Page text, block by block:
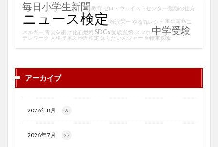
毎日小学生新聞 教育 ゼロ・ウェイストセンター 勉強の仕方
ニュース検定 渋沢栄一 やる気レシピ 再生可能エ
ネルギー 青天を衝け 化石燃料 SDGs 受験 紙幣 スマホ 中学受験
テレワーク 大相撲 地図地理検定 知りたいんジャー 自転車保険
アーカイブ
2026年8月 8
2026年7月 37